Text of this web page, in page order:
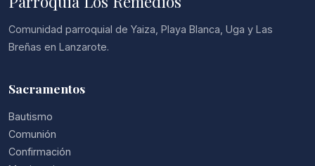
Comunidad parroquial de Yaiza, Playa Blanca, Uga y Las
Breñas en Lanzarote.
Sacramentos
Bautismo
Comunión
Confirmación